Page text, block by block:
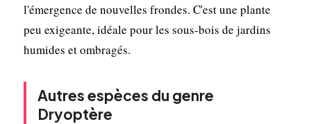
l'émergence de nouvelles frondes. C'est une plante
peu exigeante, idéale pour les sous-bois de jardins
humides et ombragés.
Autres espèces du genre
Dryoptère